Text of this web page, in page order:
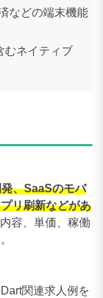
などの端末機能
むネイティブ
、SaaSのモバ
リ刷新などがあ
容、単価、稼働
関連求人例を